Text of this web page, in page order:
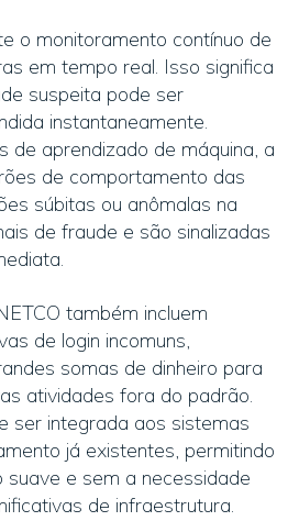
o monitoramento contínuo de
em tempo real. Isso significa
suspeita pode ser
instantaneamente.
de aprendizado de máquina, a
de comportamento das
súbitas ou anômalas na
de fraude e são sinalizadas
também incluem
de login incomuns,
somas de dinheiro para
atividades fora do padrão.
ser integrada aos sistemas
já existentes, permitindo
suave e sem a necessidade
de infraestrutura.